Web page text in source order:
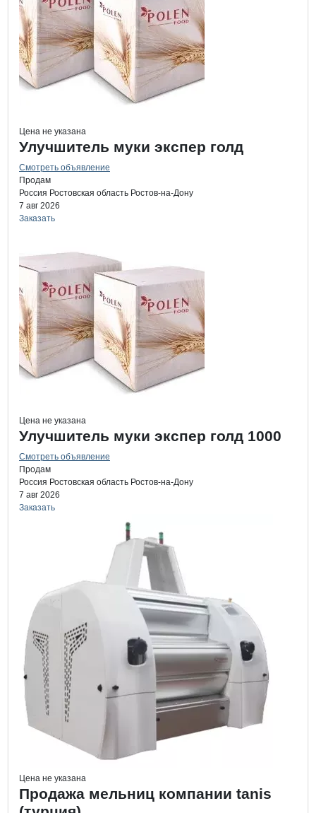
Цена не указана
Улучшитель муки экспер голд
Смотреть объявление
Продам
Россия Ростовская область Ростов-на-Дону
7 авг 2026
Заказать
Цена не указана
Улучшитель муки экспер голд 1000
Смотреть объявление
Продам
Россия Ростовская область Ростов-на-Дону
7 авг 2026
Заказать
Цена не указана
Продажа мельниц компании tanis